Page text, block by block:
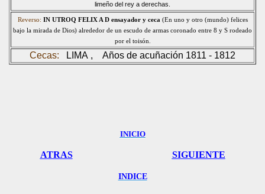
limeño del rey a derechas.
Reverso: IN UTROQ FELIX A D ensayador y ceca (En uno y otro (mundo) felices
bajo la mirada de Dios) alrededor de un escudo de armas coronado entre 8 y S rodeado
por el toisón.
Cecas: LIMA , Años de acuñación 1811 - 1812
INICIO
ATRAS SIGUIENTE
INDICE